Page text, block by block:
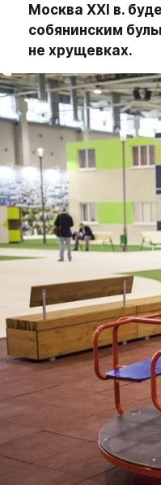
Москва XXI в.
собянинским
не хрущевках.